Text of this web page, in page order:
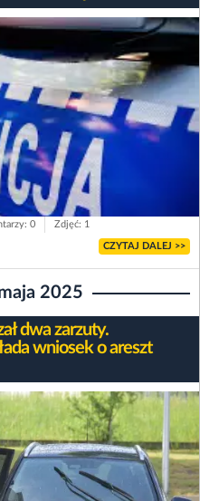
0 Zdjęć: 1
CZYTAJ DALEJ >>
2025
dwa zarzuty.
wniosek o areszt